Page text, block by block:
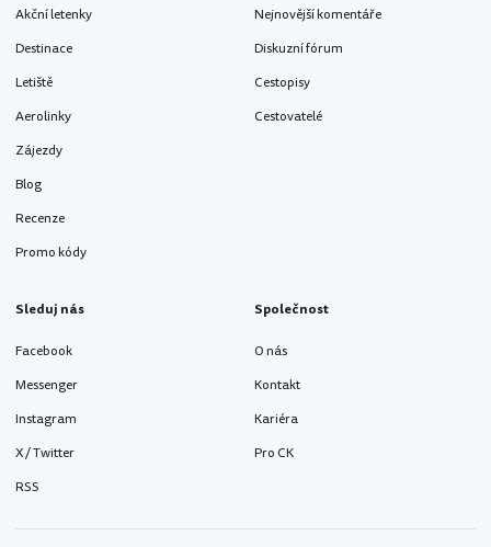
Akční letenky
Destinace
Letiště
Aerolinky
Zájezdy
Blog
Recenze
Promo kódy
Nejnovější komentáře
Diskuzní fórum
Cestopisy
Cestovatelé
Sleduj nás
Facebook
Messenger
Instagram
X / Twitter
RSS
Společnost
O nás
Kontakt
Kariéra
Pro CK